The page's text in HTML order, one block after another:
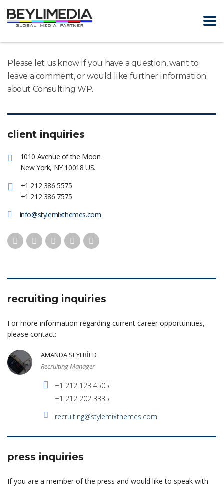
Please let us know if you have a question, want to
leave a comment, or would like further information
about Consulting WP.
client inquiries
1010 Avenue of the Moon
New York, NY 10018 US.
+1 212 386 5575
+1 212 386 7575
info@stylemixthemes.com
recruiting inquiries
For more information regarding current career opportunities,
please contact:
AMANDA SEYFRIED
Recruiting Manager
+1 212 123 4505
+1 212 202 3335
recruiting@stylemixthemes.com
press inquiries
If you are a member of the press and would like to speak with